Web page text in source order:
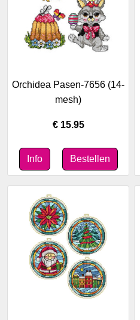
Orchidea Pasen-7656 (14-
mesh)
€ 15.95